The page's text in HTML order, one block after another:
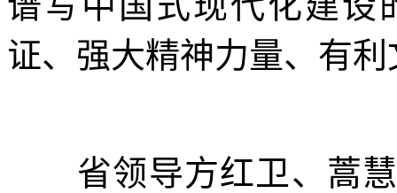
证、强大精神力量、有
省领导方红卫、蒿